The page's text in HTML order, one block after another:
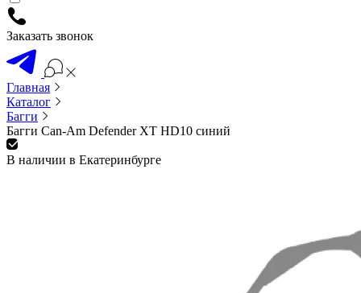
Заказать звонок
Главная
Каталог
Багги
Багги Can-Am Defender XT HD10 синий
В наличии в Екатеринбурге